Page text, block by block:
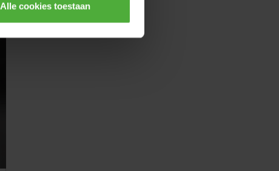
Alle cookies toestaan